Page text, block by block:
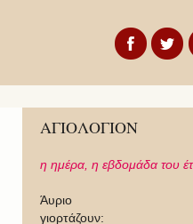
ΑΓΙΟΛΟΓΙΟΝ
η ημέρα, η εβδομάδα του
Άυριο
γιορτάζουν: